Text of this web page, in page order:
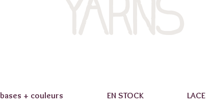
YARNS
bases + couleurs EN STOCK LACE